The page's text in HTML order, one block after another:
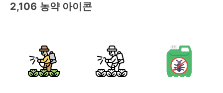
2,106 농약 아이콘